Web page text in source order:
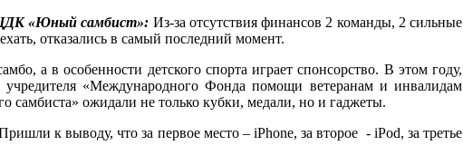
ЦДК «Юный самбист»: Из-за отсутствия финансов 2 команды, 2 сильные
отказались в самый последний момент.
а в особенности детского спорта играет спонсорство. В этом году,
учредителя «Международного Фонда помощи ветеранам и инвалидам
самбиста» ожидали не только кубки, медали, но и гаджеты.
к выводу, что за первое место – iPhone, за второе - iPod, за третье